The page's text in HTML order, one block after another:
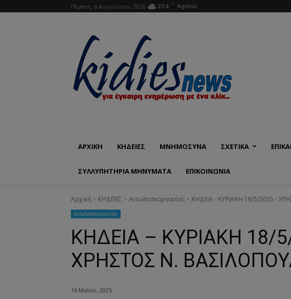
Πέμπτη, 6 Αυγούστου, 2026 27.4 C Agrinio
ΑΡΧΙΚΗ ΚΗΔΕΙΕΣ ΜΝΗΜΟΣΥΝΑ ΣΧΕΤΙΚΑ
ΣΥΛΛΥΠΗΤΗΡΙΑ ΜΗΝΥΜΑΤΑ ΕΠΙΚΟΙΝΩΝΊΑ
Αρχική ΚΗΔΕΙΕΣ Aιτωλοακαρνανίας ΚΗΔΕΙΑ - ΚΥΡΙΑΚΗ 18/5/2025 -
Aιτωλοακαρνανίας
ΚΗΔΕΙΑ – ΚΥΡΙΑΚΗ 18/
ΧΡΗΣΤΟΣ Ν.
16 Μαΐου, 2025